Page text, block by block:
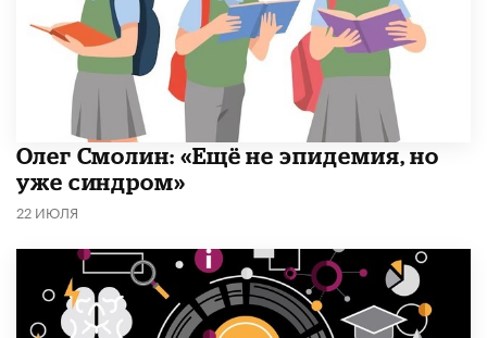
​Олег Смолин: «Ещё не эпидемия, но
уже синдром»
22 ИЮЛЯ